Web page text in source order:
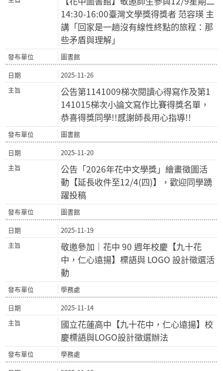
14:30-16:00臺灣文學獎得獎者 范容瑛 主
講「回家是一趟沒有線性終點的旅程：那
些矛盾與理解」
圖書館
2025-11-26
公告第1141009梯次閱讀心得寫作及第1
141015梯次小論文寫作比賽得獎名單，
恭喜得獎同學!!感謝師長用心指導!!
圖書館
2025-11-20
公告「2026年花中文學獎」繪畫徵圖活
動【延長收件至12/4(四)】，歡迎同學踴
躍投稿
圖書館
2025-11-19
敬邀參加｜花中 90 週年校慶【九十花
中，仁心遠揚】標語與 LOGO 設計徵選活
動
學務處
2025-11-14
國立花蓮高中【九十花中，仁心遠揚】校
慶標語與LOGO設計徵選辦法
學務處